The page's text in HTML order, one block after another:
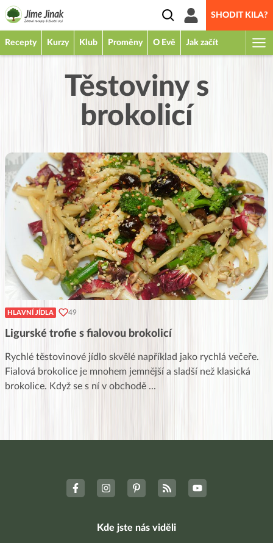
SHODIT KILA?
Recepty Kurzy Klub Proměny O Evě Jak začít
Těstoviny s
brokolicí
HLAVNÍ JÍDLA 49
Ligurské trofie s fialovou brokolicí
Rychlé těstovinové jídlo skvělé například jako rychlá večeře.
Fialová brokolice je mnohem jemnější a sladší než klasická
brokolice. Když se s ní v obchodě ...
Kde jste nás viděli